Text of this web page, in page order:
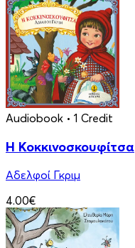
Audiobook • 1 Credit
Η Κοκκινοσκουφίτσα
Αδελφοί Γκριμ
4.00€